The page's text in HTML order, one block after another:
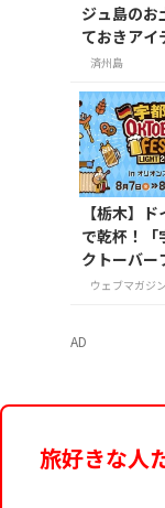
ジュ島のお
ておきアイ
選！お菓子
まで
済州島
【栃木】
で乾杯！「
クトーバー
ight 2026
ウェブマガジン
AD
旅好きな人